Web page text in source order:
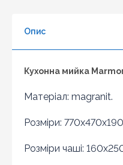
7
8
9
10
Опис
Кухонна мийка
Матеріал: magranit.
Розміри:
Розміри чаші: